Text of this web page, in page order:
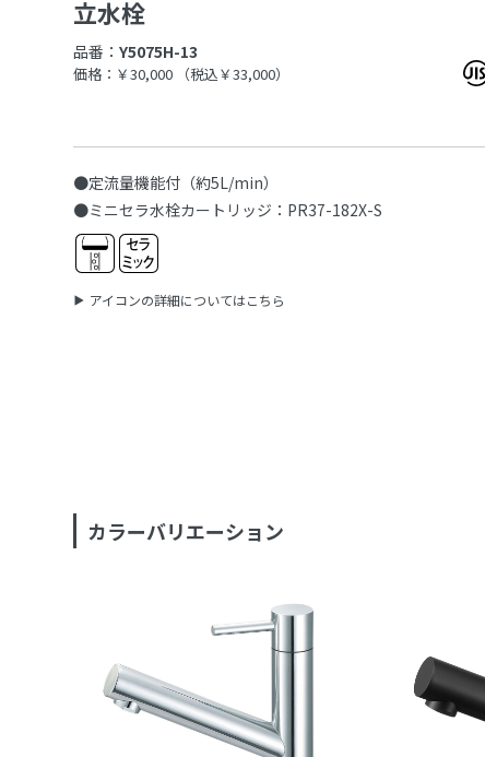
立水栓
品番：Y5075H-13
価格：￥30,000 （税込￥33,000）
●定流量機能付（約5L/min）
●ミニセラ水栓カートリッジ：PR37-182X-S
アイコンの詳細についてはこちら
カラーバリエーション